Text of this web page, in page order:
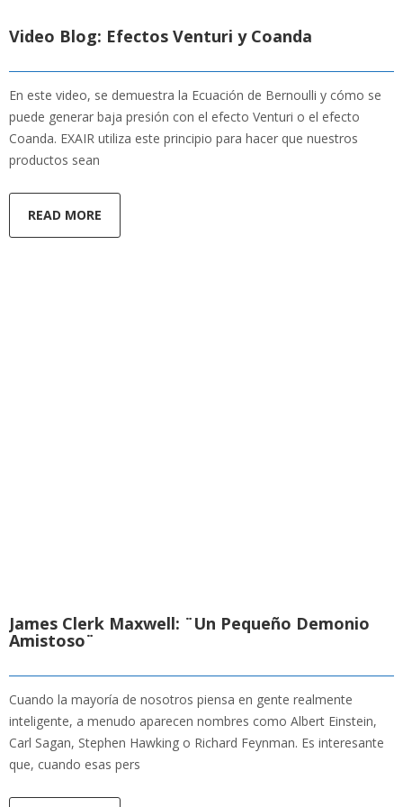
Video Blog: Efectos Venturi y Coanda
En este video, se demuestra la Ecuación de Bernoulli y cómo se
puede generar baja presión con el efecto Venturi o el efecto
Coanda. EXAIR utiliza este principio para hacer que nuestros
productos sean
READ MORE
James Clerk Maxwell: ¨Un Pequeño Demonio
Amistoso¨
Cuando la mayoría de nosotros piensa en gente realmente
inteligente, a menudo aparecen nombres como Albert Einstein,
Carl Sagan, Stephen Hawking o Richard Feynman. Es interesante
que, cuando esas pers